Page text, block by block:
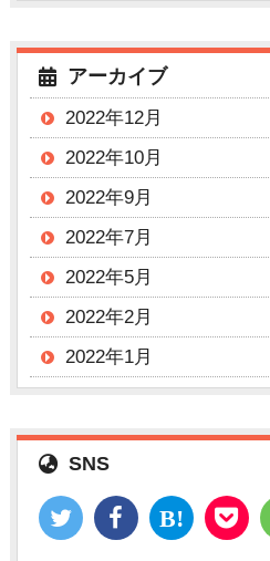
アーカイブ
2022年12月
2022年10月
2022年9月
2022年7月
2022年5月
2022年2月
2022年1月
SNS